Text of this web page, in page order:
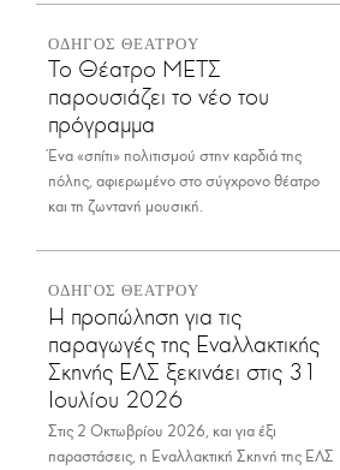
ΟΔΗΓΟΣ ΘΕΑΤΡΟΥ
Το Θέατρο ΜΕΤΣ
παρουσιάζει το νέο του
πρόγραμμα
Ένα «σπίτι» πολιτισμού στην καρδιά της
πόλης, αφιερωμένο στο σύγχρονο θέατρο
και τη ζωντανή μουσική.
ΟΔΗΓΟΣ ΘΕΑΤΡΟΥ
Η προπώληση για τις
παραγωγές της Εναλλακτικής
Σκηνής ΕΛΣ ξεκινάει στις 31
Ιουλίου 2026
Στις 2 Οκτωβρίου 2026, και για έξι
παραστάσεις, η Εναλλακτική Σκηνή της ΕΛΣ